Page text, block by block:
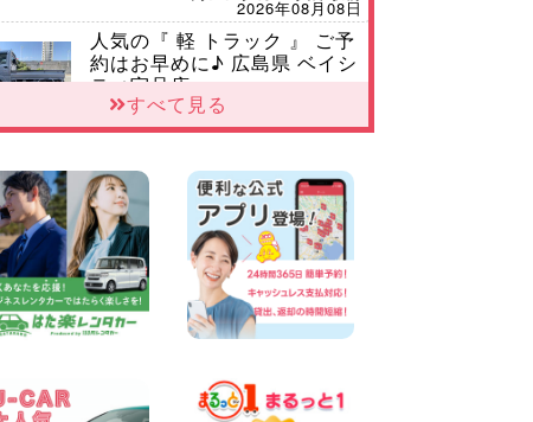
2026年08月08日
人気の『 軽 トラック 』 ご予
約はお早めに♪ 広島県 ベイシ
ティ宇品店
100円レンタカー ベイシティ宇品
日市インター店
100円レンタカー 四日市インター
2026年08月08日
横浜弥生台店限定!!夏季特別
キャンペーンのお知らせ!! 神
奈川県 横浜弥生台店
100円レンタカー 横浜弥生台
2026年08月08日
絡 愛知県 三河安城店
100円レンタカー 三河安城
2026年08月08日
すべて見る